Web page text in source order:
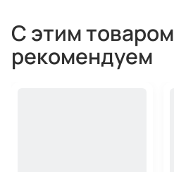
С этим товаром
рекомендуем